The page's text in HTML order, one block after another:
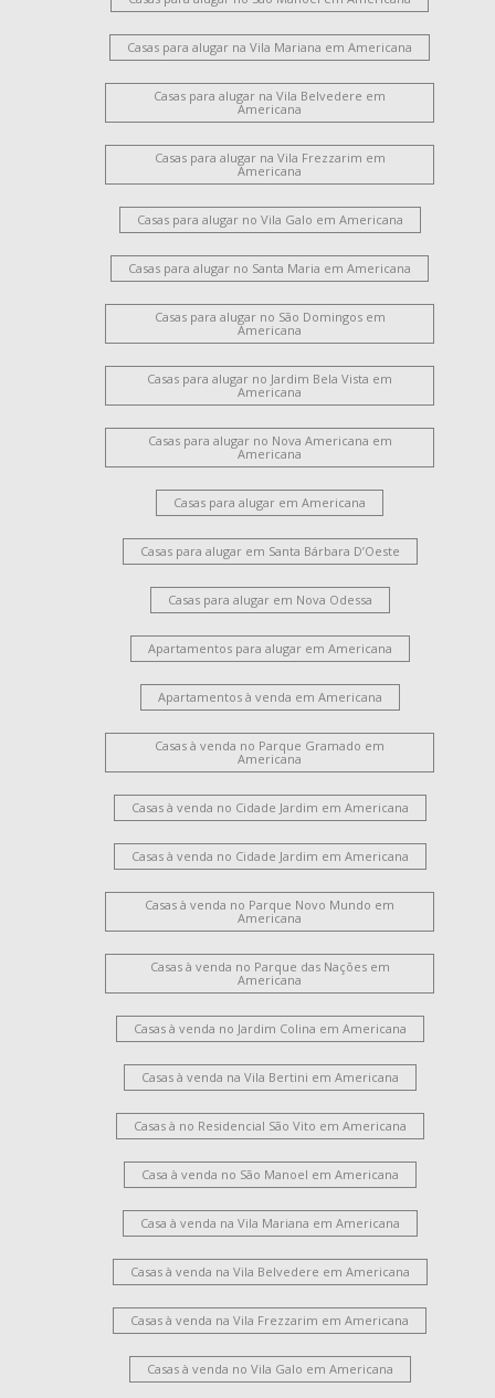
Casas para alugar na Vila Mariana em Americana
Casas para alugar na Vila Belvedere em
Americana
Casas para alugar na Vila Frezzarim em
Americana
Casas para alugar no Vila Galo em Americana
Casas para alugar no Santa Maria em Americana
Casas para alugar no São Domingos em
Americana
Casas para alugar no Jardim Bela Vista em
Americana
Casas para alugar no Nova Americana em
Americana
Casas para alugar em Americana
Casas para alugar em Santa Bárbara D’Oeste
Casas para alugar em Nova Odessa
Apartamentos para alugar em Americana
Apartamentos à venda em Americana
Casas à venda no Parque Gramado em
Americana
Casas à venda no Cidade Jardim em Americana
Casas à venda no Cidade Jardim em Americana
Casas à venda no Parque Novo Mundo em
Americana
Casas à venda no Parque das Nações em
Americana
Casas à venda no Jardim Colina em Americana
Casas à venda na Vila Bertini em Americana
Casas à no Residencial São Vito em Americana
Casa à venda no São Manoel em Americana
Casa à venda na Vila Mariana em Americana
Casas à venda na Vila Belvedere em Americana
Casas à venda na Vila Frezzarim em Americana
Casas à venda no Vila Galo em Americana